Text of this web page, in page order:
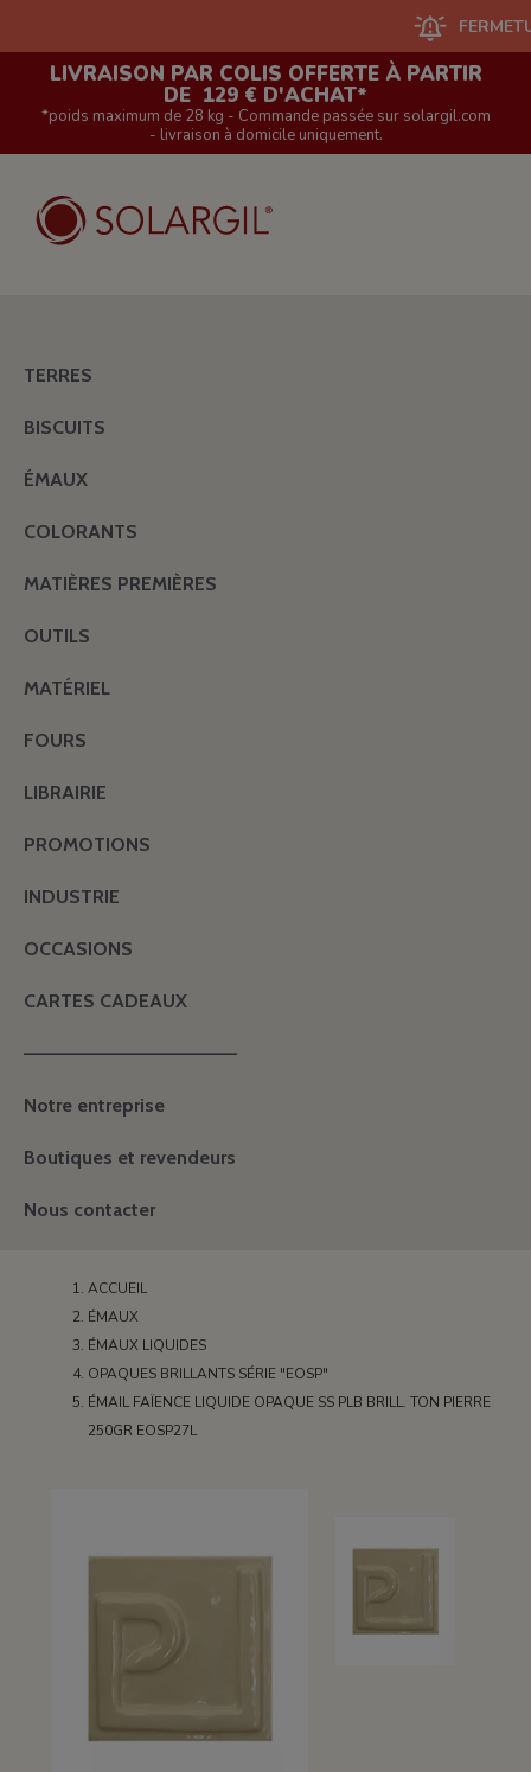
FERMETURE
LIVRAISON PAR COLIS OFFERTE À PARTIR
DE 129 € D'ACHAT*
*poids maximum de 28 kg - Commande passée sur solargil.com
- livraison à domicile uniquement.
TERRES
BISCUITS
ÉMAUX
COLORANTS
MATIÈRES PREMIÈRES
OUTILS
MATÉRIEL
FOURS
LIBRAIRIE
PROMOTIONS
INDUSTRIE
OCCASIONS
CARTES CADEAUX
———————————————
Notre entreprise
Boutiques et revendeurs
Nous contacter
ACCUEIL
ÉMAUX
ÉMAUX LIQUIDES
OPAQUES BRILLANTS SÉRIE "EOSP"
ÉMAIL FAÏENCE LIQUIDE OPAQUE SS PLB BRILL. TON PIERRE
250GR EOSP27L